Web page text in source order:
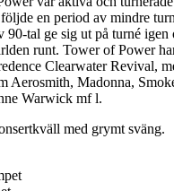
en period av mindre
tal ge sig ut på turné igen
runt. Tower of Power
Clearwater Revival,
Aerosmith, Madonna,
Warwick mf l.
med grymt sväng.